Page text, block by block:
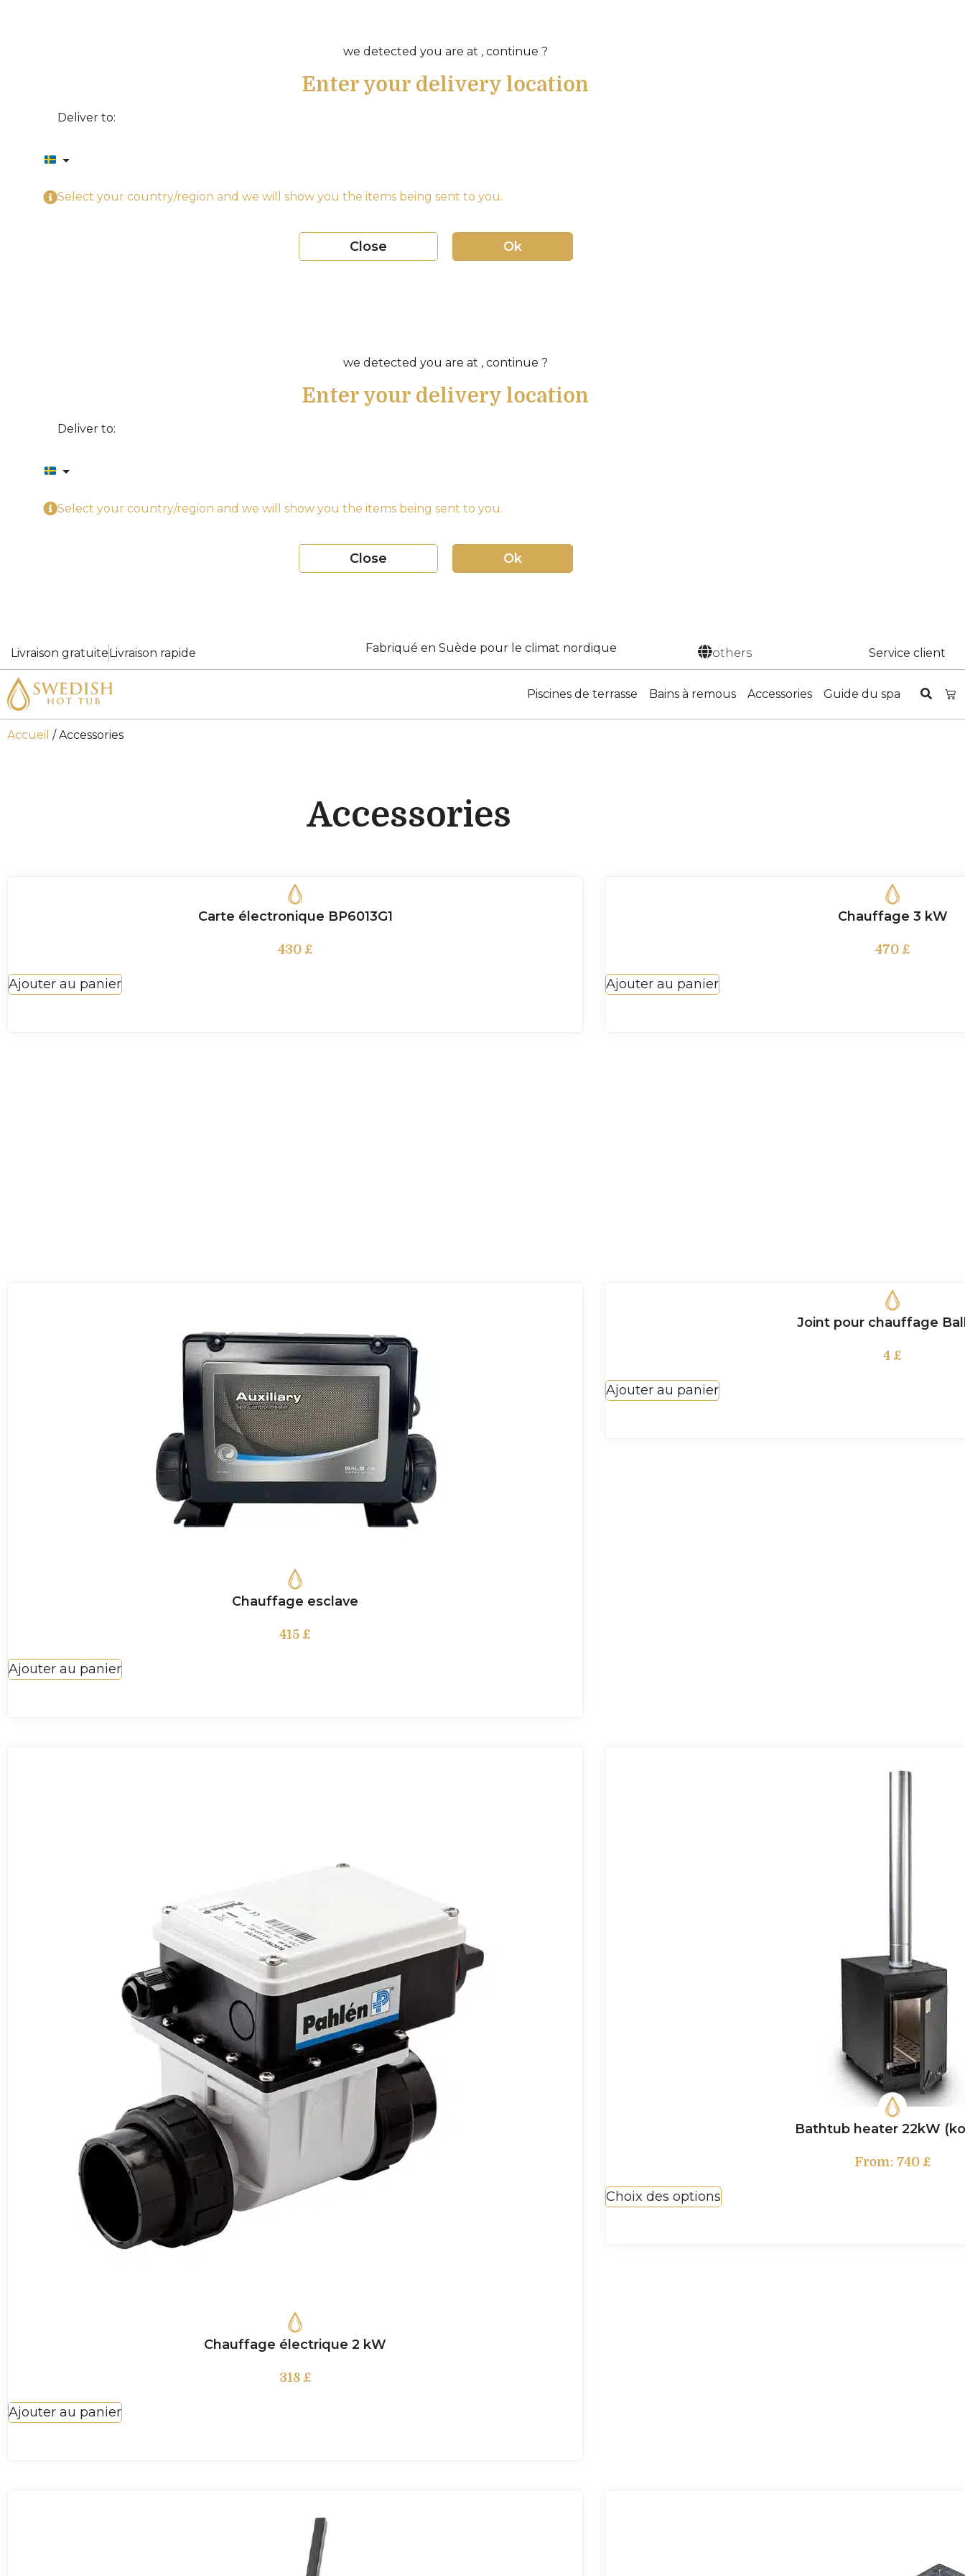
we detected you are at , continue ?
Enter your delivery location
Deliver to:
Select your country/region and we will show you the items being sent to you.
Close Ok
we detected you are at , continue ?
Enter your delivery location
Deliver to:
Select your country/region and we will show you the items being sent to you.
Close Ok
Livraison gratuiteLivraison rapide Fabriqué en Suède pour le climat nordique others Service client
Piscines de terrasse Bains à remous Accessories Guide du spa
Accueil / Accessories
Accessories
Carte électronique BP6013G1
430 £
Ajouter au panier
Chauffage 3 kW
470 £
Ajouter au panier
Chauffage esclave
415 £
Ajouter au panier
Joint pour chauffage
4 £
Ajouter au panier
Chauffage électrique 2 kW
318 £
Ajouter au panier
Bathtub heater 22kW
From: 740 £
Choix des options